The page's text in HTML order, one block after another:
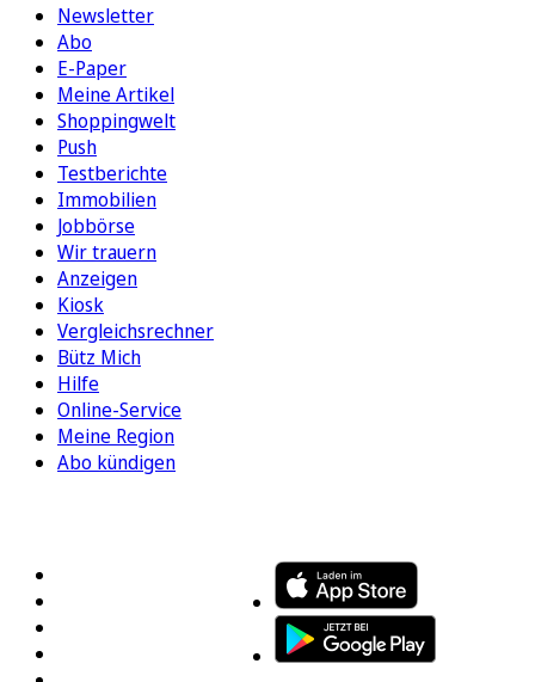
Newsletter
Abo
E-Paper
Meine Artikel
Shoppingwelt
Push
Testberichte
Immobilien
Jobbörse
Wir trauern
Anzeigen
Kiosk
Vergleichsrechner
Bütz Mich
Hilfe
Online-Service
Meine Region
Abo kündigen